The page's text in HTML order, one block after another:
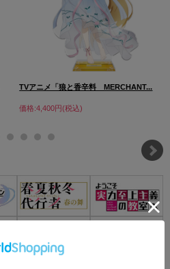
TVアニメ「狼と香辛料 MERCHANT...
価格:4,400円(税込)